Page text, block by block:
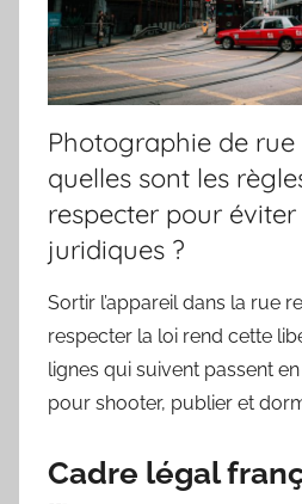
Photographie de rue
quelles sont les
respecter pour
juridiques ?
Sortir l’appareil dans la rue
respecter la loi rend cette
lignes qui suivent passent
pour shooter, publier et
Cadre légal